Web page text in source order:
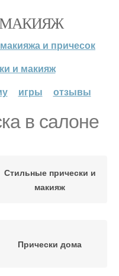
МАКИЯЖ
и причесок
и макияж
игры отзывы
в салоне
Стильные прически и
макияж
Прически дома